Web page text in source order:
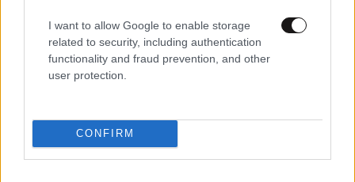
I want to allow Google to enable storage
related to security, including authentication
functionality and fraud prevention, and other
user protection.
CONFIRM